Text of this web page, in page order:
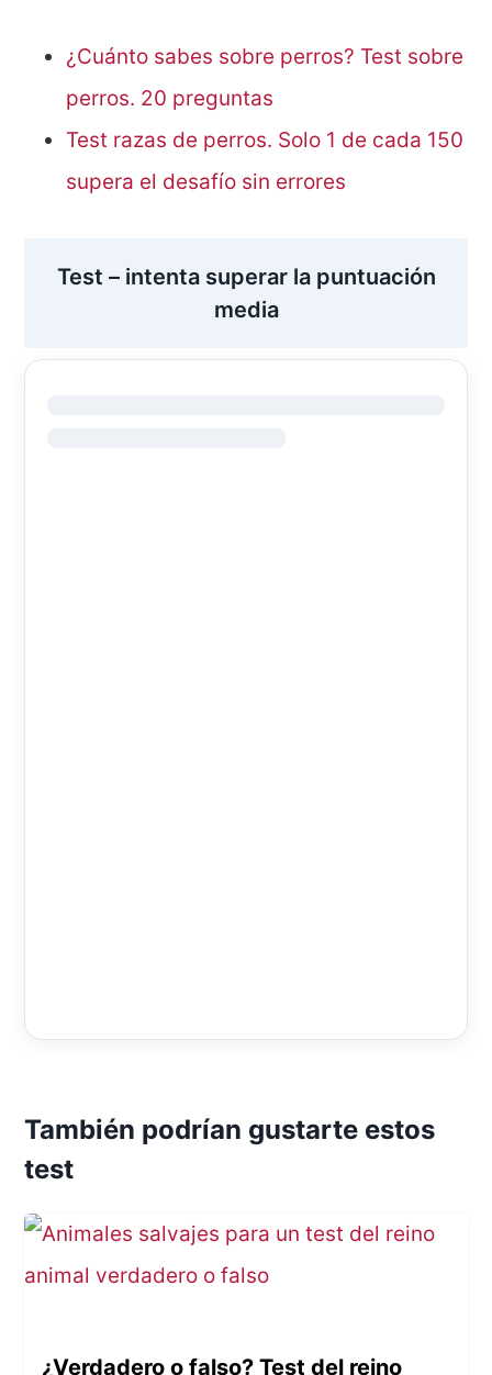
¿Cuánto sabes sobre perros? Test sobre
perros. 20 preguntas
Test razas de perros. Solo 1 de cada 150
supera el desafío sin errores
Test – intenta superar la puntuación
media
También podrían gustarte estos
test
¿Verdadero o falso? Test del reino